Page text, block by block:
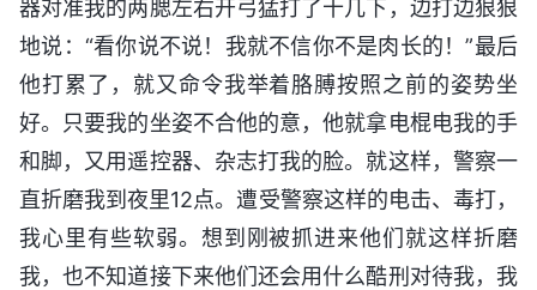
器对准我的两腮左右开弓猛打了十几下，边打边狠狠
地说：“看你说不说！我就不信你不是肉长的！”最后
他打累了，就又命令我举着胳膊按照之前的姿势坐
好。只要我的坐姿不合他的意，他就拿电棍电我的手
和脚，又用遥控器、杂志打我的脸。就这样，警察一
直折磨我到夜里12点。遭受警察这样的电击、毒打，
我心里有些软弱。想到刚被抓进来他们就这样折磨
我，也不知道接下来他们还会用什么酷刑对待我，我